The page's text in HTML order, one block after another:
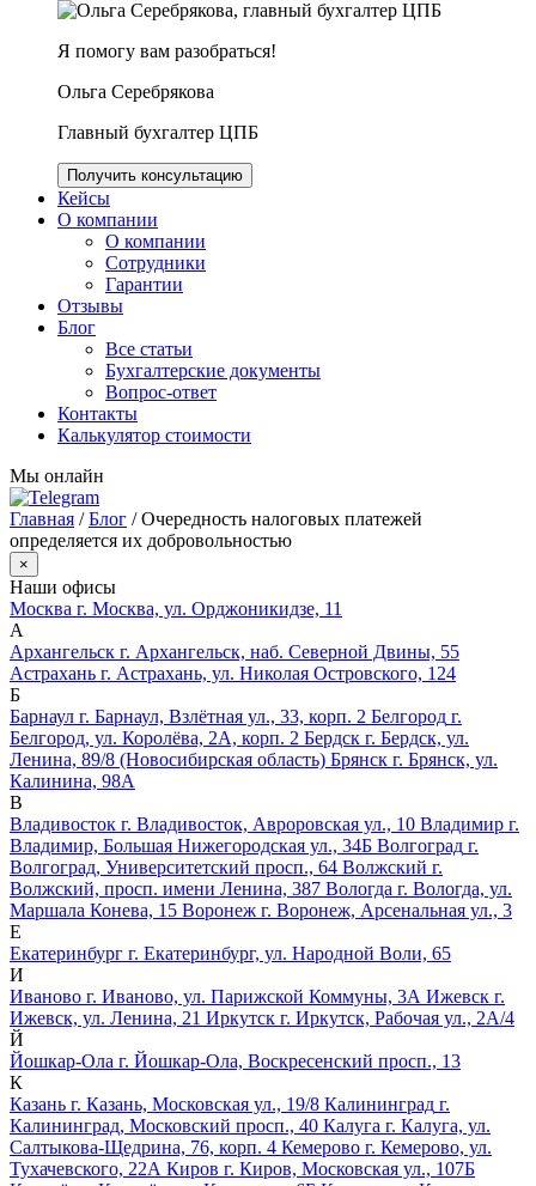
Я помогу вам разобраться!
Ольга Серебрякова
Главный бухгалтер ЦПБ
Получить консультацию
Кейсы
О компании
О компании
Сотрудники
Гарантии
Отзывы
Блог
Все статьи
Бухгалтерские документы
Вопрос-ответ
Контакты
Калькулятор стоимости
Мы онлайн
Главная /Блог /Очередность налоговых платежей
определяется их добровольностью
×
Наши офисы
Москва г. Москва, ул. Орджоникидзе, 11
А
Архангельск г. Архангельск, наб. Северной Двины, 55
Астрахань г. Астрахань, ул. Николая Островского, 124
Б
Барнаул г. Барнаул, Взлётная ул., 33, корп. 2 Белгород г.
Белгород, ул. Королёва, 2А, корп. 2 Бердск г. Бердск, ул.
Ленина, 89/8 (Новосибирская область) Брянск г. Брянск, ул.
Калинина, 98А
В
Владивосток г. Владивосток, Авроровская ул., 10 Владимир г.
Владимир, Большая Нижегородская ул., 34Б Волгоград г.
Волгоград, Университетский просп., 64 Волжский г.
Волжский, просп. имени Ленина, 387 Вологда г. Вологда, ул.
Маршала Конева, 15 Воронеж г. Воронеж, Арсенальная ул., 3
Е
Екатеринбург г. Екатеринбург, ул. Народной Воли, 65
И
Иваново г. Иваново, ул. Парижской Коммуны, 3А Ижевск г.
Ижевск, ул. Ленина, 21 Иркутск г. Иркутск, Рабочая ул., 2А/4
Й
Йошкар-Ола г. Йошкар-Ола, Воскресенский просп., 13
К
Казань г. Казань, Московская ул., 19/8 Калининград г.
Калининград, Московский просп., 40 Калуга г. Калуга, ул.
Салтыкова-Щедрина, 76, корп. 4 Кемерово г. Кемерово, ул.
Тухачевского, 22А Киров г. Киров, Московская ул., 107Б